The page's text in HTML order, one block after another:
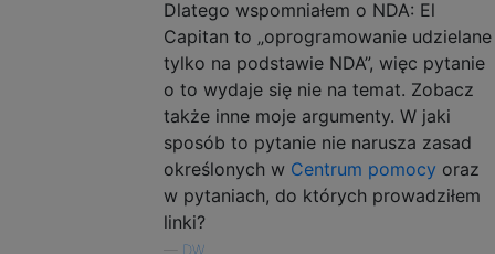
Dlatego wspomniałem o NDA: El
Capitan to „oprogramowanie udzielane
tylko na podstawie NDA”, więc pytanie
o to wydaje się nie na temat. Zobacz
także inne moje argumenty. W jaki
sposób to pytanie nie narusza zasad
określonych w Centrum pomocy oraz
w pytaniach, do których prowadziłem
linki?
DW